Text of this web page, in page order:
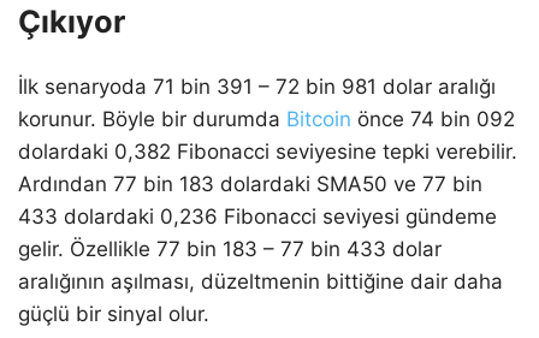
Çıkıyor
İlk senaryoda 71 bin 391 – 72 bin 981 dolar aralığı
korunur. Böyle bir durumda Bitcoin önce 74 bin 092
dolardaki 0,382 Fibonacci seviyesine tepki verebilir.
Ardından 77 bin 183 dolardaki SMA50 ve 77 bin
433 dolardaki 0,236 Fibonacci seviyesi gündeme
gelir. Özellikle 77 bin 183 – 77 bin 433 dolar
aralığının aşılması, düzeltmenin bittiğine dair daha
güçlü bir sinyal olur.